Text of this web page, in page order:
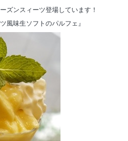
ズンスィーツ登場しています！
風味生ソフトのパルフェ』